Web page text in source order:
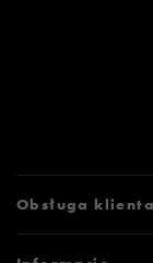
Obsługa klienta